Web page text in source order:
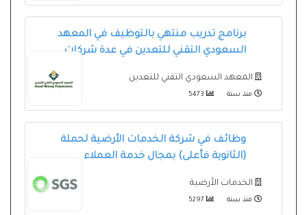
برنامج تدريب منتهي بالتوظيف في المعهد
السعودي التقني للتعدين في عدة شركات
المعهد السعودي التقني للتعدين
منذ سنة
وظائف في شركة الخدمات الأرضية لحملة
(الثانوية فأعلى) بمجال خدمة العملاء
الخدمات الأرضية
منذ سنة